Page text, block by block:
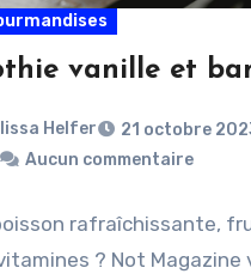
vanille et
Helfer
21 octobre
Aucun commentaire
rafraîchissante,
? Not Magazine